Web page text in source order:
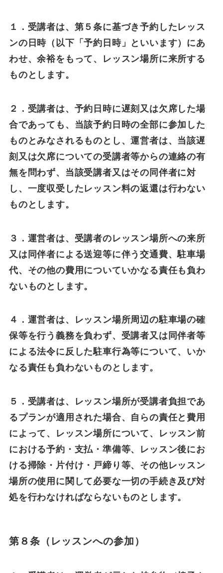
１．受講者は、第５条に基づき予約したレッス
ンの日時（以下「予約日時」といいます）にあ
わせ、余裕をもって、レッスン場所に来所する
ものとします。
２．受講者は、予約日時に遅刻又は欠席した場
合であっても、当該予約日時の全部に参加した
ものとみなされるものとし、運営者は、当該遅
刻又は欠席についての受講者等からの連絡の有
無を問わず、当該受講者又はその同伴者に対
し、一度収受したレッスン料の返還は行わない
ものとします。
３．運営者は、受講者のレッスン場所への来所
又は同伴者による送迎等に伴う交通費、駐車場
代、その他の費用についていかなる責任も負わ
ないものとします。
４．運営者は、レッスン場所周辺の駐車場の確
保等を行う義務を負わず、受講者又は同伴者等
による法令に反した駐車行為等について、いか
なる責任も負わないものとします。
５．受講者は、レッスン場所が受講者負担であ
るプランが適用された場合、自らの責任と費用
によって、レッスン場所について、レッスン前
における予約・支払・準備等、レッスン後にお
ける掃除・片付け・戸締り等、その他レッスン
場所の使用に関して必要な一切の手続き及び対
処を行わなければならないものとします。
第８条（レッスンへの参加）